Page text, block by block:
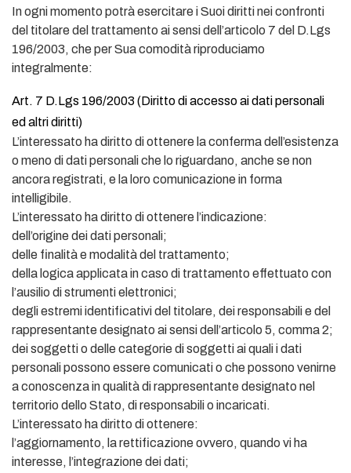
In ogni momento potrà esercitare i Suoi diritti nei confronti
del titolare del trattamento ai sensi dell’articolo 7 del D.Lgs
196/2003, che per Sua comodità riproduciamo
integralmente:
Art. 7 D.Lgs 196/2003 (Diritto di accesso ai dati personali
ed altri diritti)
L’interessato ha diritto di ottenere la conferma dell’esistenza
o meno di dati personali che lo riguardano, anche se non
ancora registrati, e la loro comunicazione in forma
intelligibile.
L’interessato ha diritto di ottenere l’indicazione:
dell’origine dei dati personali;
delle finalità e modalità del trattamento;
della logica applicata in caso di trattamento effettuato con
l’ausilio di strumenti elettronici;
degli estremi identificativi del titolare, dei responsabili e del
rappresentante designato ai sensi dell’articolo 5, comma 2;
dei soggetti o delle categorie di soggetti ai quali i dati
personali possono essere comunicati o che possono venirne
a conoscenza in qualità di rappresentante designato nel
territorio dello Stato, di responsabili o incaricati.
L’interessato ha diritto di ottenere:
l’aggiornamento, la rettificazione ovvero, quando vi ha
interesse, l’integrazione dei dati;